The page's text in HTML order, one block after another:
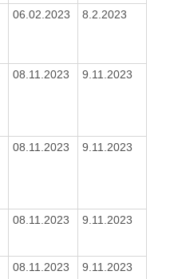
06.02.2023 8.2.2023
08.11.2023 9.11.2023
08.11.2023 9.11.2023
08.11.2023 9.11.2023
08.11.2023 9.11.2023